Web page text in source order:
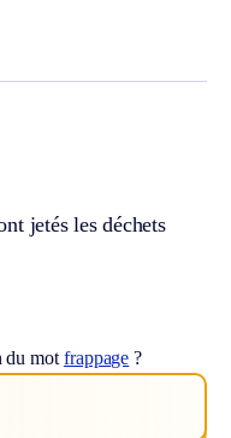
jetés les déchets
du mot frappage ?